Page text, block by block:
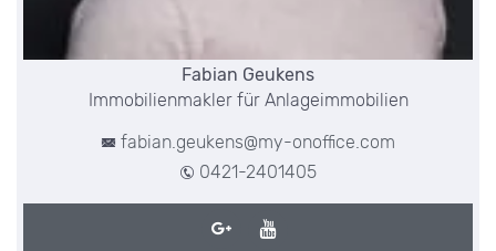
Fabian Geukens
Immobilienmakler für Anlageimmobilien
fabian.geukens@my-onoffice.com
0421-2401405